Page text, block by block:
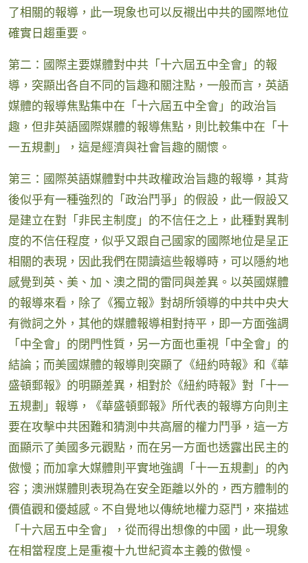
了相關的報導，此一現象也可以反襯出中共的國際地位
確實日趨重要。
第二：國際主要媒體對中共「十六屆五中全會」的報
導，突顯出各自不同的旨趣和關注點，一般而言，英語
媒體的報導焦點集中在「十六屆五中全會」的政治旨
趣，但非英語國際媒體的報導焦點，則比較集中在「十
一五規劃」，這是經濟與社會旨趣的關懷。
第三：國際英語媒體對中共政權政治旨趣的報導，其背
後似乎有一種強烈的「政治鬥爭」的假設，此一假設又
是建立在對「非民主制度」的不信任之上，此種對異制
度的不信任程度，似乎又跟自己國家的國際地位是呈正
相關的表現，因此我們在閱讀這些報導時，可以隱約地
感覺到英、美、加、澳之間的雷同與差異。以英國媒體
的報導來看，除了《獨立報》對胡所領導的中共中央大
有微詞之外，其他的媒體報導相對持平，即一方面強調
「中全會」的閉門性質，另一方面也重視「中全會」的
結論；而美國媒體的報導則突顯了《紐約時報》和《華
盛頓郵報》的明顯差異，相對於《紐約時報》對「十一
五規劃」報導，《華盛頓郵報》所代表的報導方向則主
要在攻擊中共困難和猜測中共高層的權力鬥爭，這一方
面顯示了美國多元觀點，而在另一方面也透露出民主的
傲慢；而加拿大媒體則平實地強調「十一五規劃」的內
容；澳洲媒體則表現為在安全距離以外的，西方體制的
價值觀和優越感。不自覺地以傳統地權力惡鬥，來描述
「十六屆五中全會」，從而得出想像的中國，此一現象
在相當程度上是重複十九世紀資本主義的傲慢。